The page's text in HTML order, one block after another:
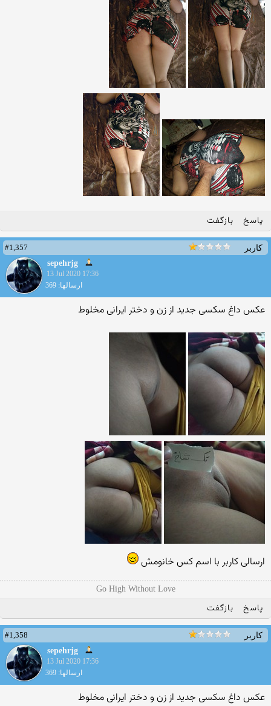
پاسخ بازگفت
کاربر
#1,357
sepehrjg
13 Jul 2020 17:36
ارسالها: 369
عکس داغ سکسی جدید از زن و دختر ایرانی مخلوط
ارسالی کاربر با اسم کس خانومش
Go High Without Love
پاسخ بازگفت
کاربر
#1,358
sepehrjg
13 Jul 2020 17:36
ارسالها: 369
عکس داغ سکسی جدید از زن و دختر ایرانی مخلوط